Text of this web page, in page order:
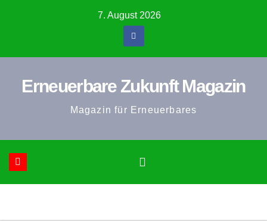
7. August 2026
Erneuerbare Zukunft Magazin
Magazin für Erneuerbares